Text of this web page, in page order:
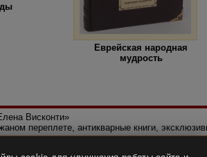
Еврейская народная
мудрость
Висконти»
переплете, антикварные книги,